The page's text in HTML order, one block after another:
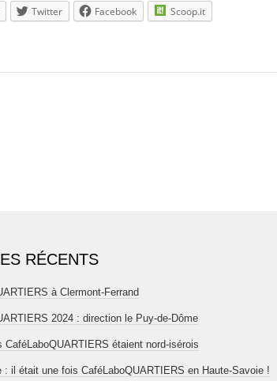
Twitter Facebook Scoop.it
RÉCENTS
à Clermont-Ferrand
2024 : direction le Puy-de-Dôme
CaféLaboQUARTIERS étaient nord-isérois
: il était une fois CaféLaboQUARTIERS en Haute-Savoie !